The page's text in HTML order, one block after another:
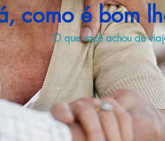
como é bom
O que você achou de